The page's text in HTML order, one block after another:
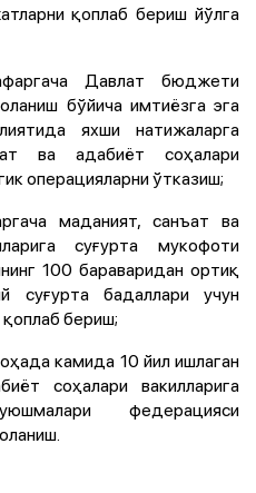
қоплаб бериш йўлга
Давлат бюджети
бўйича имтиёзга эга
яхши натижаларга
ва адабиёт соҳалари
операцияларни ўтказиш;
маданият, санъат ва
суғурта мукофоти
100 бараваридан ортиқ
суғурта бадаллари учун
бериш;
камида 10 йил ишлаган
соҳалари вакилларига
федерацияси